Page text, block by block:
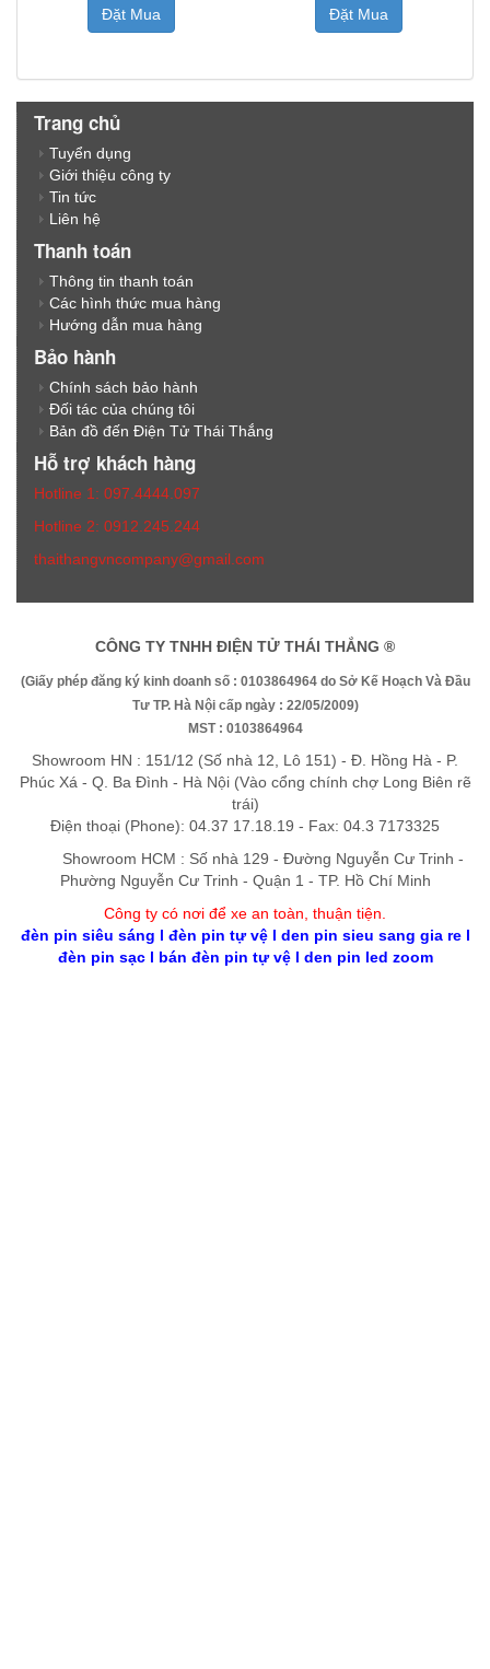
Đặt Mua Đặt Mua
Trang chủ
Tuyển dụng
Giới thiệu công ty
Tin tức
Liên hệ
Thanh toán
Thông tin thanh toán
Các hình thức mua hàng
Hướng dẫn mua hàng
Bảo hành
Chính sách bảo hành
Đối tác của chúng tôi
Bản đồ đến Điện Tử Thái Thắng
Hỗ trợ khách hàng
Hotline 1: 097.4444.097
Hotline 2: 0912.245.244
thaithangvncompany@gmail.com
CÔNG TY TNHH ĐIỆN TỬ THÁI THẮNG ®
(Giấy phép đăng ký kinh doanh số : 0103864964 do Sở Kế Hoạch Và Đầu
Tư TP. Hà Nội cấp ngày : 22/05/2009)
MST : 0103864964
Showroom HN : 151/12 (Số nhà 12, Lô 151) - Đ. Hồng Hà - P.
Phúc Xá - Q. Ba Đình - Hà Nội (Vào cổng chính chợ Long Biên rẽ
trái)
Điện thoại (Phone): 04.37 17.18.19 - Fax: 04.3 7173325
Showroom HCM : Số nhà 129 - Đường Nguyễn Cư Trinh -
Phường Nguyễn Cư Trinh - Quận 1 - TP. Hồ Chí Minh
Công ty có nơi để xe an toàn, thuận tiện
đèn pin siêu sáng l đèn pin tự vệl den pin sieu sang gia rel
đèn pin sạcl bán đèn pin tự vệl den pin led zoom